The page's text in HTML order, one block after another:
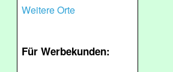
Weitere Orte
Für Werbekunden: